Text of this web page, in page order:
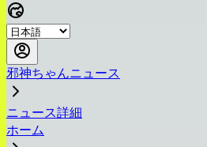
邪神ちゃんニュース
ニュース詳細
ホーム